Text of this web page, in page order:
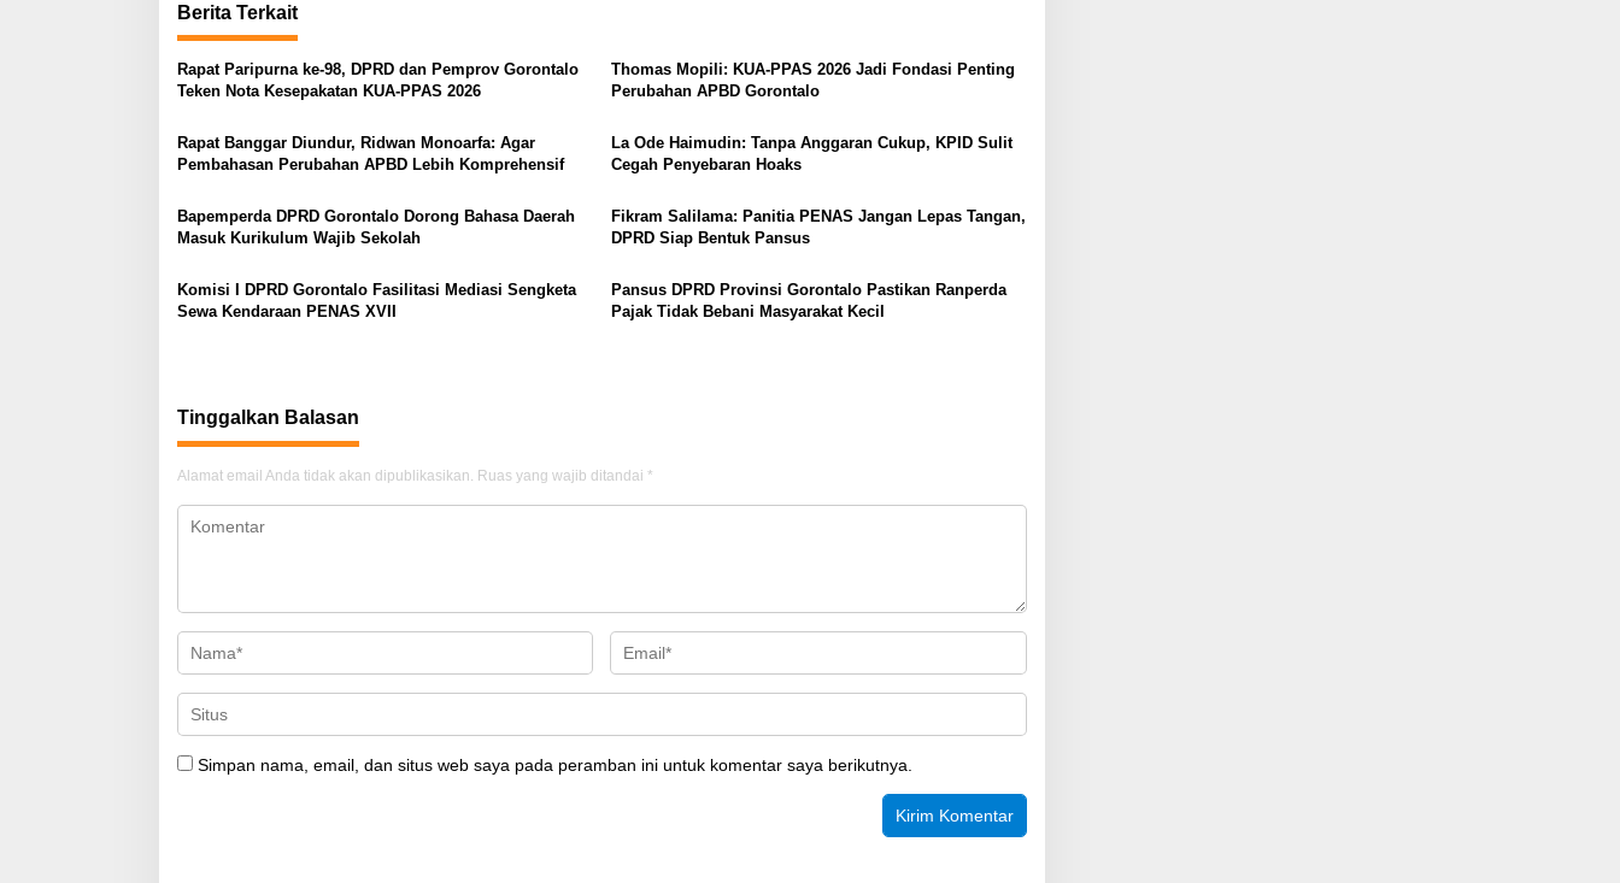
i
a
i
o
Berita Terkait
Rapat Paripurna ke-98, DPRD dan Pemprov Gorontalo
Teken Nota Kesepakatan KUA-PPAS 2026
Thomas Mopili: KUA-PPAS 2026 Jadi Fondasi Penting
Perubahan APBD Gorontalo
Rapat Banggar Diundur, Ridwan Monoarfa: Agar
Pembahasan Perubahan APBD Lebih Komprehensif
La Ode Haimudin: Tanpa Anggaran Cukup, KPID Sulit
Cegah Penyebaran Hoaks
Bapemperda DPRD Gorontalo Dorong Bahasa Daerah
Masuk Kurikulum Wajib Sekolah
Fikram Salilama: Panitia PENAS Jangan Lepas Tangan,
DPRD Siap Bentuk Pansus
Komisi I DPRD Gorontalo Fasilitasi Mediasi Sengketa
Sewa Kendaraan PENAS XVII
Pansus DPRD Provinsi Gorontalo Pastikan Ranperda
Pajak Tidak Bebani Masyarakat Kecil
Tinggalkan Balasan
Alamat email Anda tidak akan dipublikasikan. Ruas yang wajib ditandai *
Simpan nama, email, dan situs web saya pada peramban ini untuk komentar saya berikutnya.